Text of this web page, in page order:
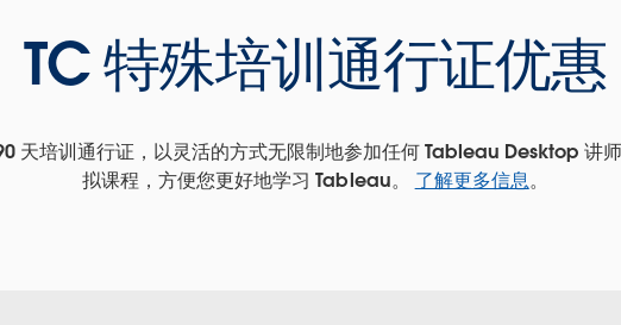
TC 特殊培训通行证优惠
天培训通行证，以灵活的方式无限制地参加任何 Tableau Desktop 讲
拟课程，方便您更好地学习 Tableau。 了解更多信息。